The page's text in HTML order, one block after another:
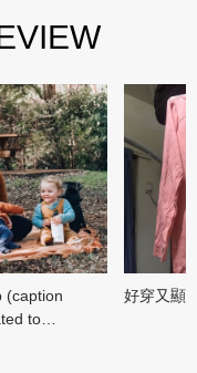
(caption
to
好穿又顯